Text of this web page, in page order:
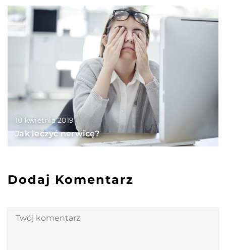
10 kwietnia 2019
Jak leczyć nerwicę?
Dodaj Komentarz